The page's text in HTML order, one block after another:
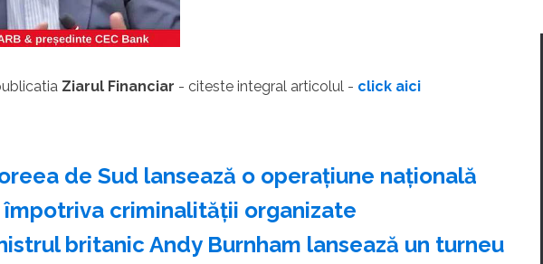
Ziarul Financiar - citeste integral articolul - click aici
de Sud lansează o operaţiune naţională
împotriva criminalităţii organizate
britanic Andy Burnham lansează un turneu